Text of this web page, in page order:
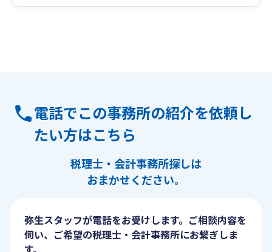
電話でこの事務所の紹介を依頼し
たい方はこちら
税理士・会計事務所探しは
おまかせください。
弥生スタッフが電話をお受けします。ご相談内容を
伺い、ご希望の税理士・会計事務所にお繋ぎしま
す。